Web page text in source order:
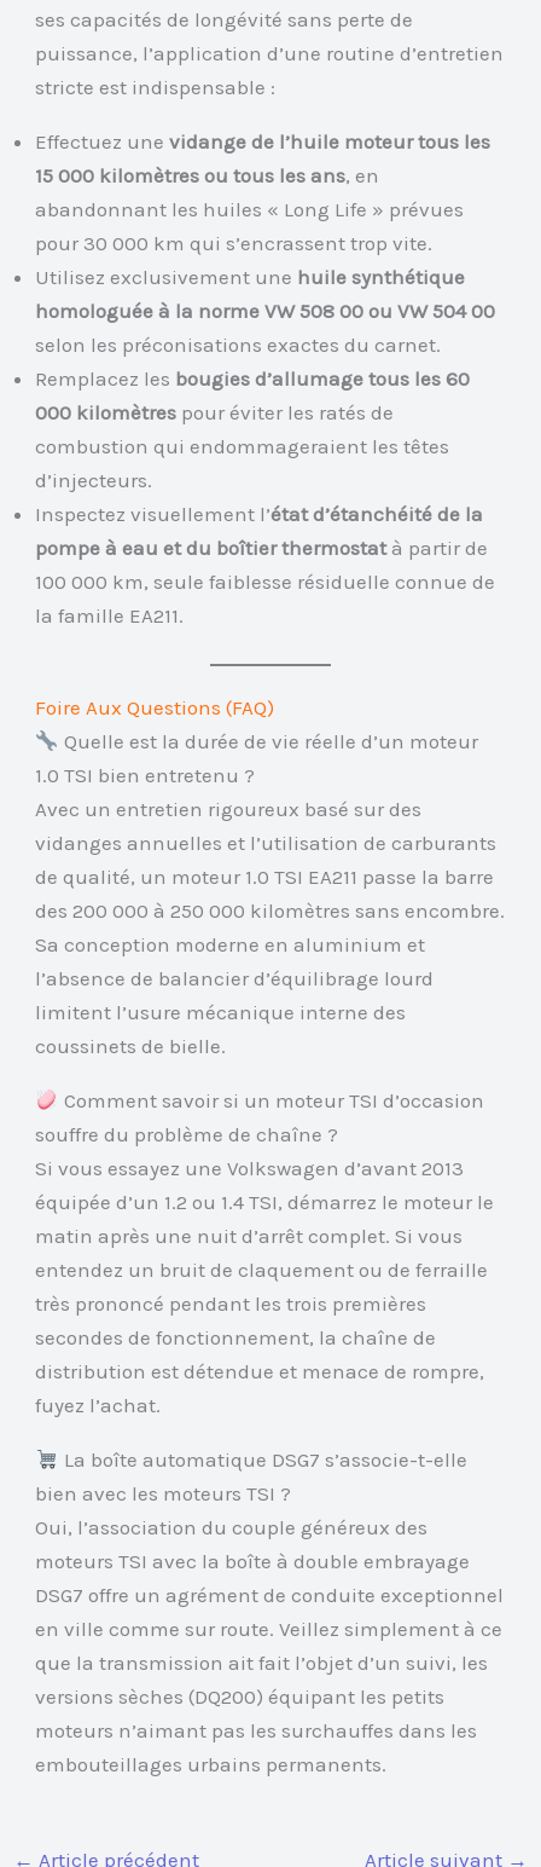
ses capacités de longévité sans perte de
puissance, l’application d’une routine d’entretien
stricte est indispensable :
Effectuez unevidange de l’huile moteur tous les
15 000 kilomètres ou tous les ans, en
abandonnant les huiles « Long Life » prévues
pour 30 000 km qui s’encrassent trop vite.
Utilisez exclusivement une huile synthétique
homologuée à la norme VW 508 00 ou VW 504 00
selon les préconisations exactes du carnet.
Remplacez les bougies d’allumage tous les 60
000 kilomètres pour éviter les ratés de
combustion qui endommageraient les têtes
d’injecteurs.
Inspectez visuellement l’état d’étanchéité de la
pompe à eau et du boîtier thermostatà partir de
100 000 km, seule faiblesse résiduelle connue de
la famille EA211.
Foire Aux Questions (FAQ)
Quelle est la durée de vie réelle d’un moteur
1.0 TSI bien entretenu ?
Avec un entretien rigoureux basé sur des
vidanges annuelles et l’utilisation de carburants
de qualité, un moteur 1.0 TSI EA211 passe la barre
des 200 000 à 250 000 kilomètres sans encombre.
Sa conception moderne en aluminium et
l’absence de balancier d’équilibrage lourd
limitent l’usure mécanique interne des
coussinets de bielle.
Comment savoir si un moteur TSI d’occasion
souffre du problème de chaîne ?
Si vous essayez une Volkswagen d’avant 2013
équipée d’un 1.2 ou 1.4 TSI, démarrez le moteur le
matin après une nuit d’arrêt complet. Si vous
entendez un bruit de claquement ou de ferraille
très prononcé pendant les trois premières
secondes de fonctionnement, la chaîne de
distribution est détendue et menace de rompre,
fuyez l’achat.
La boîte automatique DSG7 s’associe-t-elle
bien avec les moteurs TSI ?
Oui, l’association du couple généreux des
moteurs TSI avec la boîte à double embrayage
DSG7 offre un agrément de conduite exceptionnel
en ville comme sur route. Veillez simplement à ce
que la transmission ait fait l’objet d’un suivi, les
versions sèches (DQ200) équipant les petits
moteurs n’aimant pas les surchauffes dans les
embouteillages urbains permanents.
← Article précédent Article suivant →